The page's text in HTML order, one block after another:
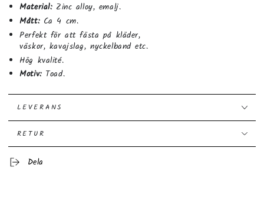
Material: Zinc alloy, emalj.
Mått:Ca 4 cm.
Perfekt för att fästa på kläder,
väskor, kavajslag, nyckelband etc.
Hög kvalité.
Motiv: Toad.
LEVERANS
RETUR
Dela